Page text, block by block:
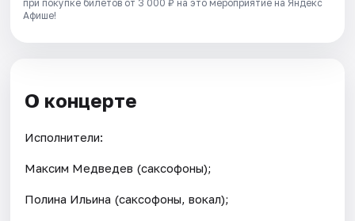
при покупке билетов от 3 000 ₽ на это мероприятие на Яндекс
Афише!
О концерте
Исполнители:
Максим Медведев (саксофоны);
Полина Ильина (саксофоны, вокал);